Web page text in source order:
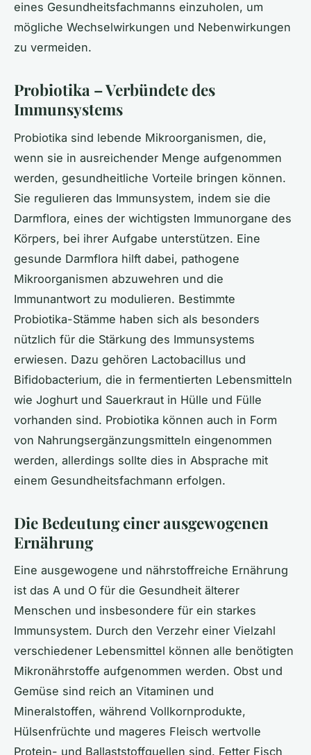
eines Gesundheitsfachmanns einzuholen, um
mögliche Wechselwirkungen und Nebenwirkungen
zu vermeiden.
Probiotika – Verbündete des
Immunsystems
Probiotika sind lebende Mikroorganismen, die,
wenn sie in ausreichender Menge aufgenommen
werden, gesundheitliche Vorteile bringen können.
Sie regulieren das Immunsystem, indem sie die
Darmflora, eines der wichtigsten Immunorgane des
Körpers, bei ihrer Aufgabe unterstützen. Eine
gesunde Darmflora hilft dabei, pathogene
Mikroorganismen abzuwehren und die
Immunantwort zu modulieren. Bestimmte
Probiotika-Stämme haben sich als besonders
nützlich für die Stärkung des Immunsystems
erwiesen. Dazu gehören Lactobacillus und
Bifidobacterium, die in fermentierten Lebensmitteln
wie Joghurt und Sauerkraut in Hülle und Fülle
vorhanden sind. Probiotika können auch in Form
von Nahrungsergänzungsmitteln eingenommen
werden, allerdings sollte dies in Absprache mit
einem Gesundheitsfachmann erfolgen.
Die Bedeutung einer ausgewogenen
Ernährung
Eine ausgewogene und nährstoffreiche Ernährung
ist das A und O für die Gesundheit älterer
Menschen und insbesondere für ein starkes
Immunsystem. Durch den Verzehr einer Vielzahl
verschiedener Lebensmittel können alle benötigten
Mikronährstoffe aufgenommen werden. Obst und
Gemüse sind reich an Vitaminen und
Mineralstoffen, während Vollkornprodukte,
Hülsenfrüchte und mageres Fleisch wertvolle
Protein- und Ballaststoffquellen sind. Fetter Fisch